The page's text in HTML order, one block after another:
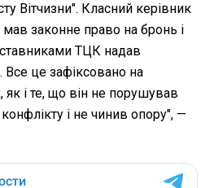
Вітчизни". Класний керівник
законне право на бронь і
ТЦК надав
Все це зафіксовано на
як і те, що він не порушував
і не чинив опору", —